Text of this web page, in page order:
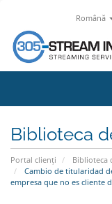
Română
Biblioteca
Portal clienți Biblioteca
Cambio de titularidad
empresa que no es cliente